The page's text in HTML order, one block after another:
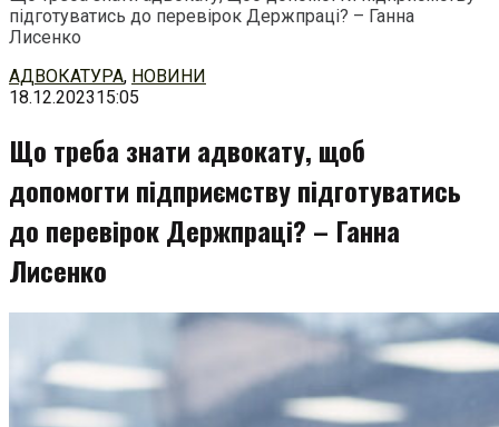
підготуватись до перевірок Держпраці? – Ганна
Лисенко
Перейти
до
АДВОКАТУРА, НОВИНИ
18.12.202315:05
Що треба знати адвокату, щоб
допомогти підприємству підготуватись
до перевірок Держпраці? – Ганна
Лисенко